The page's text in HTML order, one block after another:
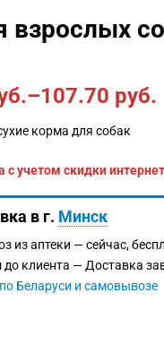
–107.70 руб.
корма для собак
с учетом скидки
в г. Минск
из аптеки —сейчас,
до клиента — Доставка
Беларуси и самовывозе